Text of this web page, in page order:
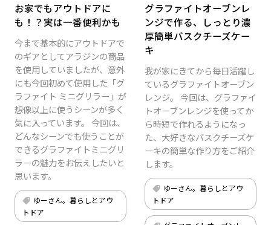
お家でもアウトドアに
も！？実は一番便利かも
今まで基本的にアウトドアで
のギアとしてアラジンの商品
を使用していましたが、意外
にも今回初めて使用した「グ
ラファイト ミニグリラー」が
想像以上に使うシーンが多く
気に入っています。 今回は、
どんなシーンでも使うことが
できるグラファイトミニグリ
ラーの魅力をお伝えしたいと
思います。
ゆーさん。暮らしとアウ
トドア
グラファイトオーブンレ
ンジで作る、しっとり濃
厚簡単バスクチーズケー
キ
我が家にきてから毎日活躍し
ているグラファイトオーブン
レンジ。 今回は、グラファイ
トオーブンレンジを使ってか
ら時短で作れるようになっ
た、大好きなバスクチーズケ
ーキの簡単な作り方をご紹介
します。
ゆーさん。暮らしとアウ
トドア